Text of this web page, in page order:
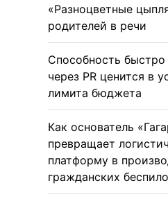
«Разноцветные
родителей в речи
Способность быстро
через PR ценится в
лимита бюджета
Как основатель
превращает
платформу в
гражданских